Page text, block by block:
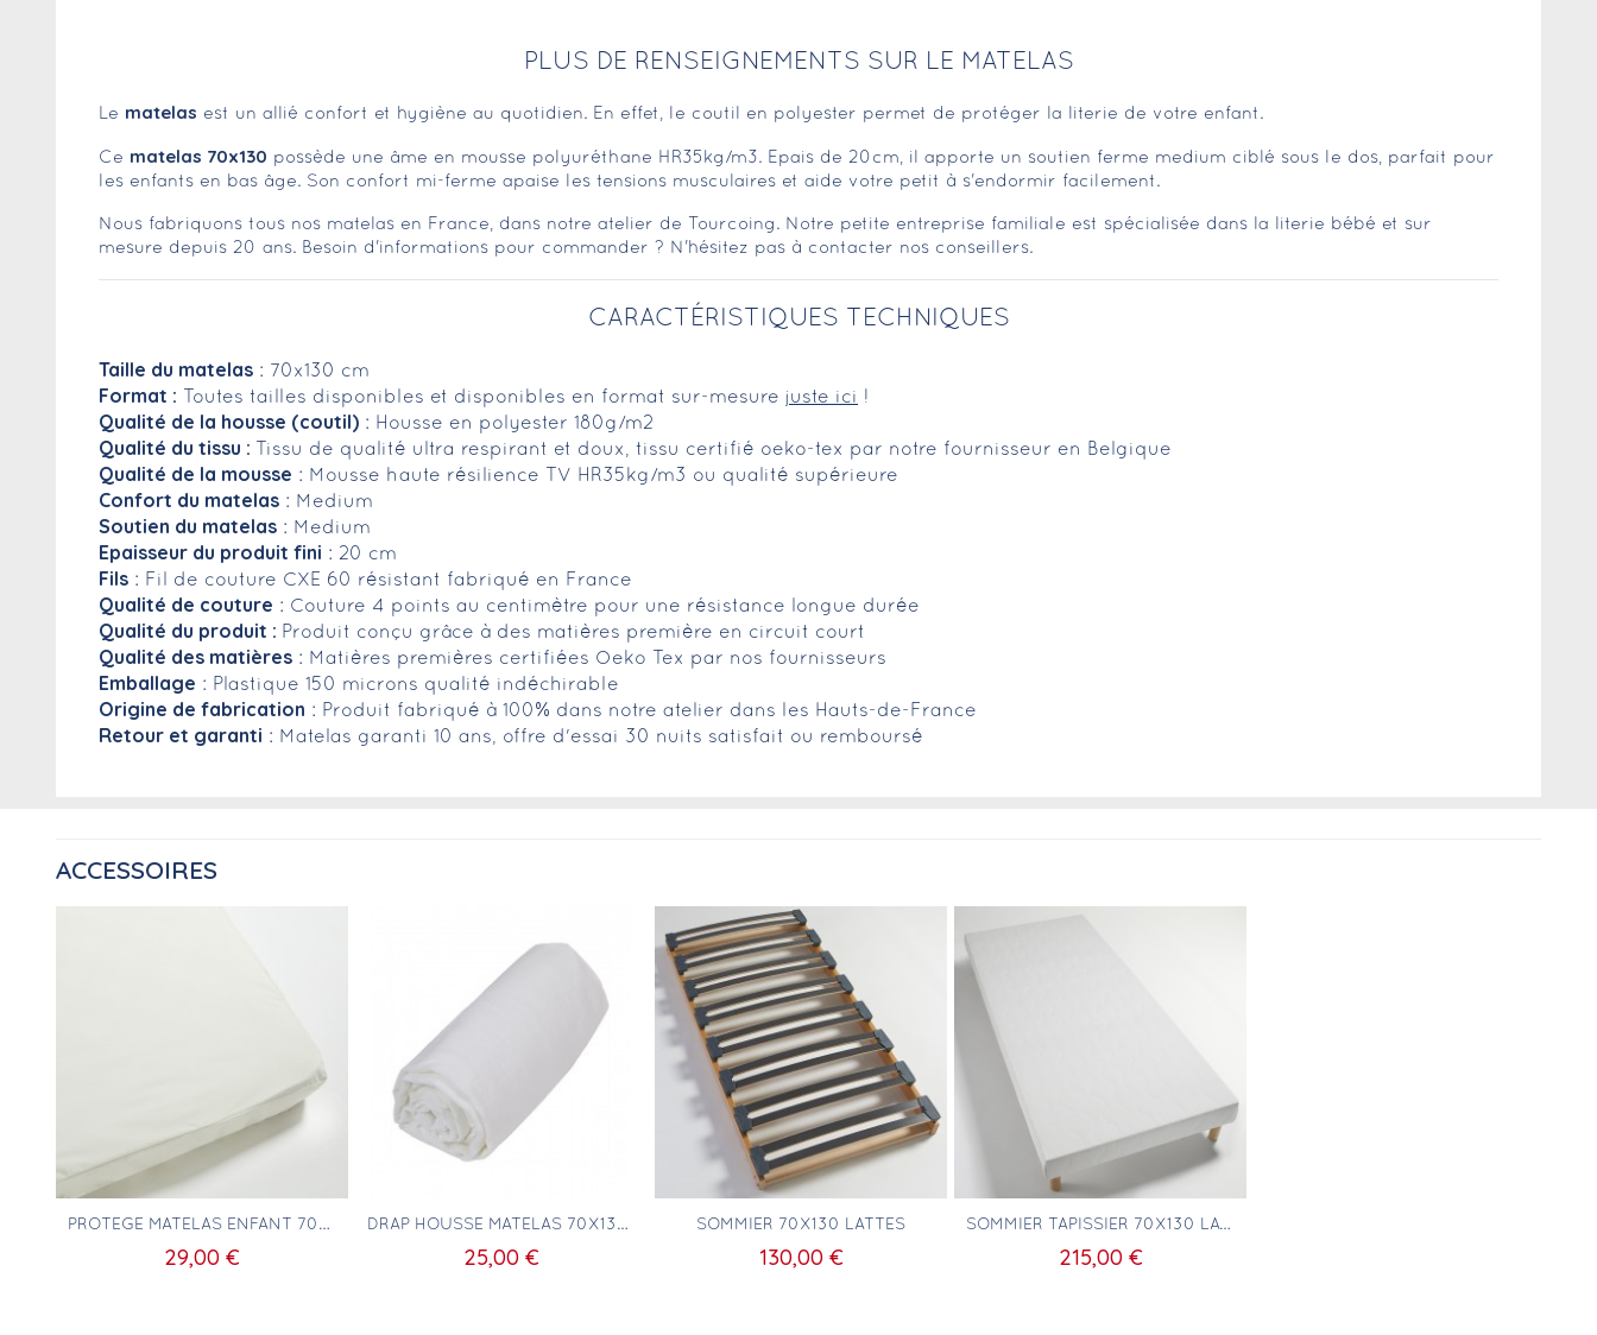
PLUS DE RENSEIGNEMENTS SUR LE MATELAS
Le matelas est un allié confort et hygiène au quotidien. En effet, le coutil en polyester permet de protéger la literie de votre enfant.
Ce matelas 70x130 possède une âme en mousse polyuréthane HR35kg/m3. Epais de 20cm, il apporte un soutien ferme medium ciblé sous le dos, parfait pour
les enfants en bas âge. Son confort mi-ferme apaise les tensions musculaires et aide votre petit à s'endormir facilement.
Nous fabriquons tous nos matelas en France, dans notre atelier de Tourcoing. Notre petite entreprise familiale est spécialisée dans la literie bébé et sur
mesure depuis 20 ans. Besoin d'informations pour commander ? N'hésitez pas à contacter nos conseillers.
CARACTÉRISTIQUES TECHNIQUES
Taille du matelas : 70x130 cm
Format : Toutes tailles disponibles et disponibles en format sur-mesure juste ici !
Qualité de la housse (coutil) : Housse en polyester 180g/m2
Qualité du tissu : Tissu de qualité ultra respirant et doux, tissu certifié oeko-tex par notre fournisseur en Belgique
Qualité de la mousse : Mousse haute résilience TV HR35kg/m3 ou qualité supérieure
Confort du matelas : Medium
Soutien du matelas : Medium
Epaisseur du produit fini : 20 cm
Fils : Fil de couture CXE 60 résistant fabriqué en France
Qualité de couture : Couture 4 points au centimètre pour une résistance longue durée
Qualité du produit : Produit conçu grâce à des matières première en circuit court
Qualité des matières : Matières premières certifiées Oeko Tex par nos fournisseurs
Emballage : Plastique 150 microns qualité indéchirable
Origine de fabrication : Produit fabriqué à 100% dans notre atelier dans les Hauts-de-France
Retour et garanti : Matelas garanti 10 ans, offre d'essai 30 nuits satisfait ou remboursé
ACCESSOIRES
Aperçu rapide PROTÈGE MATELAS ENFANT 70X130
29,00 €
Aperçu rapide DRAP HOUSSE MATELAS 70X130 100% COTON BLANC
25,00 €
Aperçu rapide
SOMMIER 70X130 LATTES
130,00 €
Aperçu rapide SOMMIER TAPISSIER 70X130 LATTES BOIS MASSIF
215,00 €